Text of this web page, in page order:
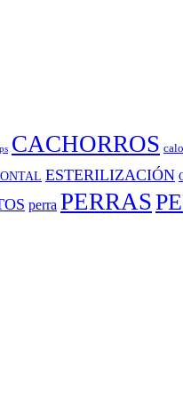
CACHORROS
ESTERILIZACIÓN
perra PERRAS